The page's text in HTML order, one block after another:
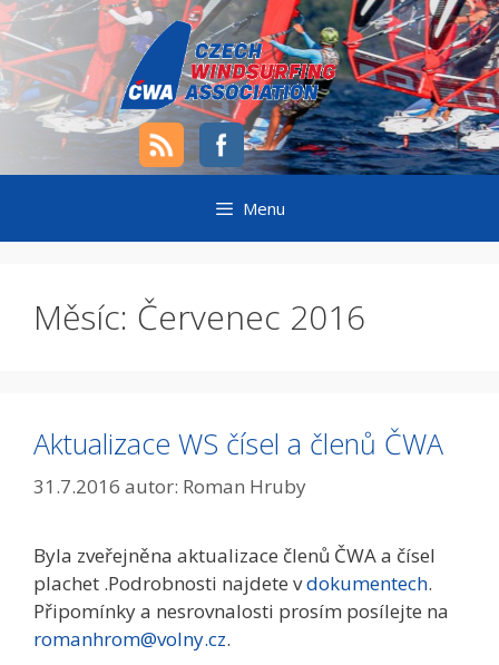
Přeskočit
na
obsah
Menu
Měsíc: Červenec 2016
Aktualizace WS čísel a členů ČWA
31.7.2016 autor: Roman Hruby
Byla zveřejněna aktualizace členů ČWA a čísel
plachet .Podrobnosti najdete vdokumentech.
Připomínky a nesrovnalosti prosím posílejte na
romanhrom@volny.cz.